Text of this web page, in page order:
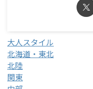
大人スタイル
北海道・東北
北陸
関東